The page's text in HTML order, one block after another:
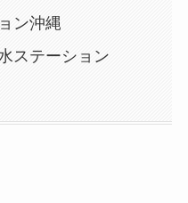
ン沖縄
ステーション